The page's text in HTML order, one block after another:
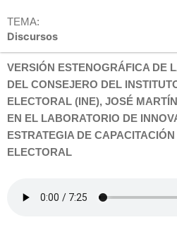
TEMA:
Discursos
VERSIÓN ESTENOGRÁFICA DE
DEL CONSEJERO DEL
ELECTORAL (INE), JOSÉ
EN EL LABORATORIO DE
ESTRATEGIA DE
ELECTORAL